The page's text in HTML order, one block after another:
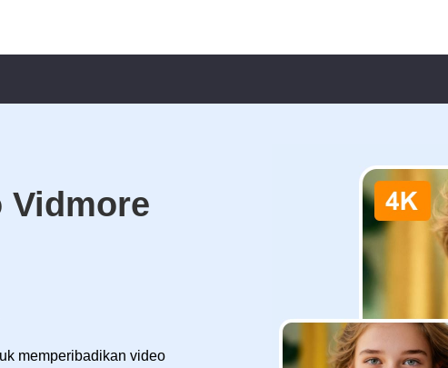
Vidmore
memperibadikan video